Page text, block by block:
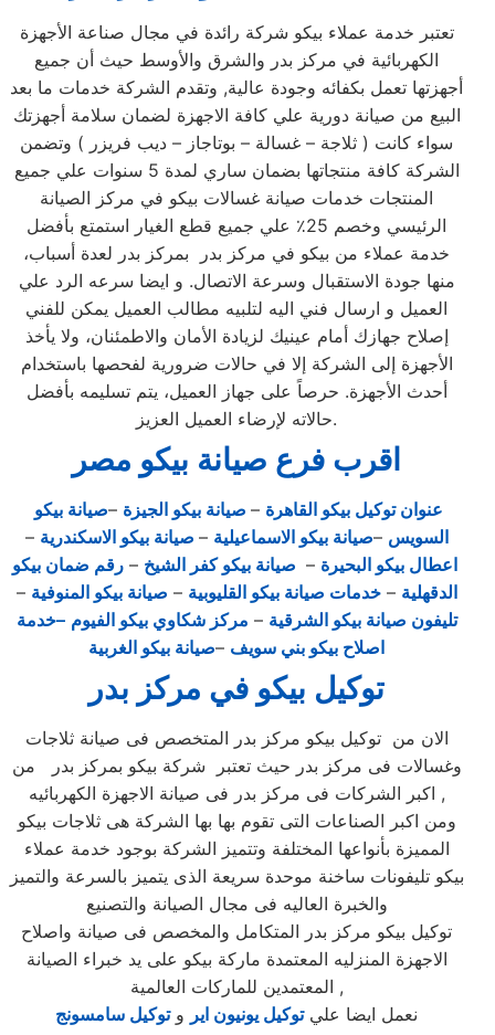
تعتبر خدمة عملاء بيكو شركة رائدة في مجال صناعة الأجهزة
الكهربائية في مركز بدر والشرق والأوسط حيث أن جميع
أجهزتها تعمل بكفائه وجودة عالية, وتقدم الشركة خدمات ما بعد
البيع من صيانة دورية علي كافة الاجهزة لضمان سلامة أجهزتك
سواء كانت ( ثلاجة – غسالة – بوتاجاز – ديب فريزر ) وتضمن
الشركة كافة منتجاتها بضمان ساري لمدة 5 سنوات علي جميع
المنتجات خدمات صيانة غسالات بيكو في مركز الصيانة
الرئيسي وخصم 25٪ علي جميع قطع الغيار استمتع بأفضل
خدمة عملاء من بيكو في مركز بدر بمركز بدر لعدة أسباب،
منها جودة الاستقبال وسرعة الاتصال. و ايضا سرعه الرد علي
العميل و ارسال فني اليه لتلبيه مطالب العميل يمكن للفني
إصلاح جهازك أمام عينيك لزيادة الأمان والاطمئنان، ولا يأخذ
الأجهزة إلى الشركة إلا في حالات ضرورية لفحصها باستخدام
أحدث الأجهزة. حرصاً على جهاز العميل، يتم تسليمه بأفضل
حالاته لإرضاء العميل العزيز.
اقرب فرع صيانة بيكو مصر
عنوان توكيل بيكو القاهرة – صيانة بيكو الجيزة –صيانة بيكو
السويس –صيانة بيكو الاسماعيلية – صيانة بيكو الاسكندرية –
اعطال بيكو البحيرة – صيانة بيكو كفر الشيخ –رقم ضمان بيكو
الدقهلية –خدمات صيانة بيكو القليوبية – صيانة بيكو المنوفية –
تليفون صيانة بيكو الشرقية – مركز شكاوي بيكو الفيوم –خدمة
اصلاح بيكو بني سويف –صيانة بيكو الغربية
توكيل بيكو في مركز بدر
الان من توكيل بيكو مركز بدر المتخصص فى صيانة ثلاجات
وغسالات فى مركز بدر حيث تعتبر شركة بيكو بمركز بدر من
اكبر الشركات فى مركز بدر فى صيانة الاجهزة الكهربائيه ,
ومن اكبر الصناعات التى تقوم بها بها الشركة هى ثلاجات بيكو
المميزة بأنواعها المختلفة وتتميز الشركة بوجود خدمة عملاء
بيكو تليفونات ساخنة موحدة سريعة الذى يتميز بالسرعة والتميز
والخبرة العاليه فى مجال الصيانة والتصنيع
توكيل بيكو مركز بدر المتكامل والمخصص فى صيانة واصلاح
الاجهزة المنزليه المعتمدة ماركة بيكو على يد خبراء الصيانة
المعتمدين للماركات العالمية ,
نعمل ايضا عليتوكيل يونيون اير وتوكيل سامسونج